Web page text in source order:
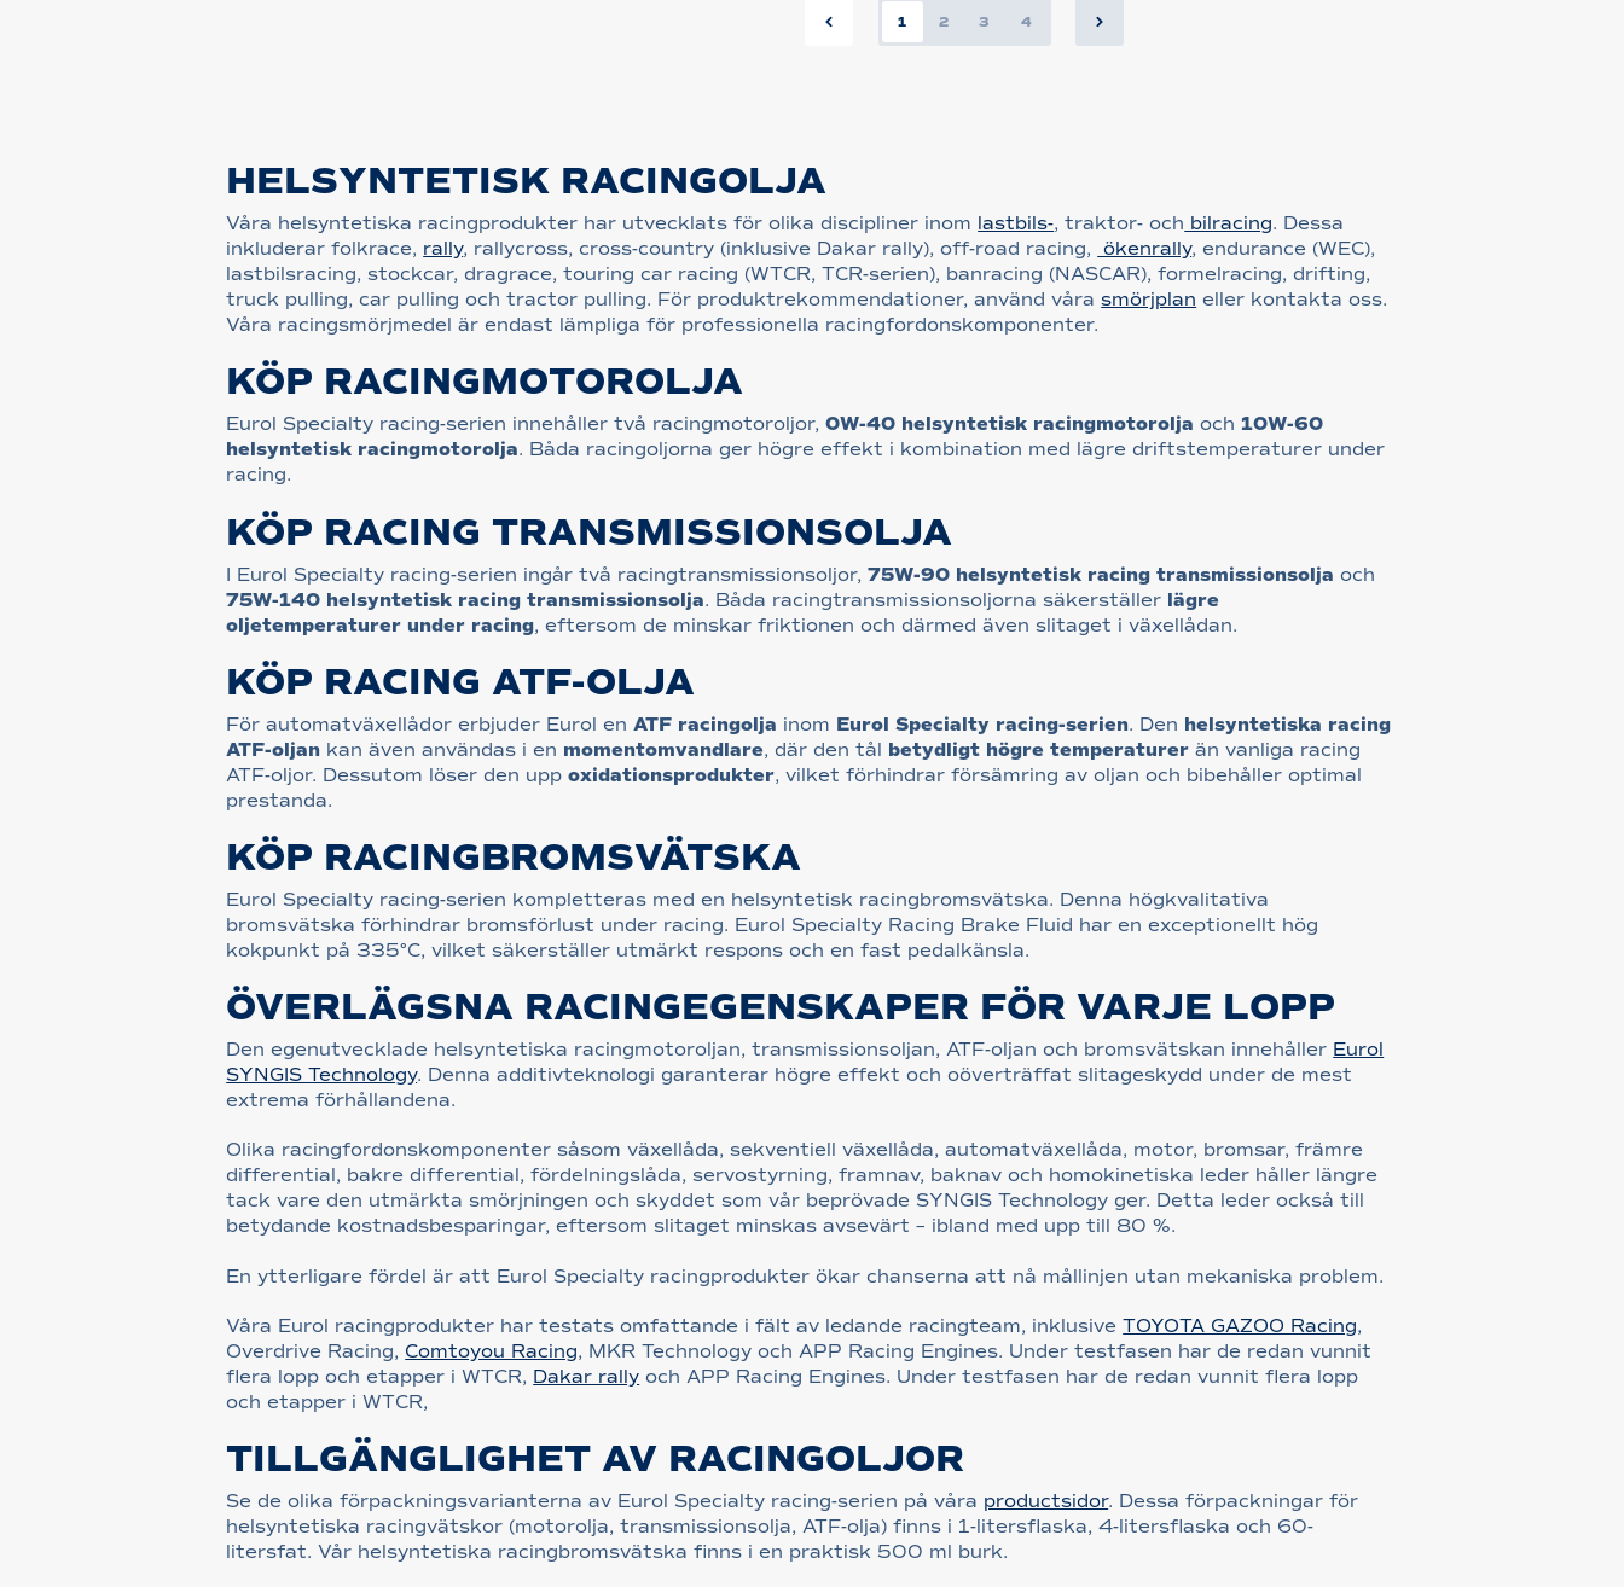
1 2 3 4
HELSYNTETISK RACINGOLJA
Våra helsyntetiska racingprodukter har utvecklats för olika discipliner inom lastbils-, traktor- och bilracing. Dessa
inkluderar folkrace, rally, rallycross, cross-country (inklusive Dakar rally), off-road racing, ökenrally, endurance (WEC),
lastbilsracing, stockcar, dragrace, touring car racing (WTCR, TCR-serien), banracing (NASCAR), formelracing, drifting,
truck pulling, car pulling och tractor pulling. För produktrekommendationer, använd vårasmörjplan eller kontakta oss.
Våra racingsmörjmedel är endast lämpliga för professionella racingfordonskomponenter.
KÖP RACINGMOTOROLJA
Eurol Specialty racing-serien innehåller två racingmotoroljor,0W-40 helsyntetisk racingmotorolja och 10W-60
helsyntetisk racingmotorolja. Båda racingoljorna ger högre effekt i kombination med lägre driftstemperaturer under
racing.
KÖP RACING TRANSMISSIONSOLJA
I Eurol Specialty racing-serien ingår två racingtransmissionsoljor,75W-90 helsyntetisk racing transmissionsolja och
75W-140 helsyntetisk racing transmissionsolja. Båda racingtransmissionsoljorna säkerställer lägre
oljetemperaturer under racing, eftersom de minskar friktionen och därmed även slitaget i växellådan.
KÖP RACING ATF-OLJA
För automatväxellådor erbjuder Eurol enATF racingolja inom Eurol Specialty racing-serien. Den helsyntetiska racing
ATF-oljan kan även användas i en momentomvandlare, där den tål betydligt högre temperaturer än vanliga racing
ATF-oljor. Dessutom löser den uppoxidationsprodukter, vilket förhindrar försämring av oljan och bibehåller optimal
prestanda.
KÖP RACINGBROMSVÄTSKA
Eurol Specialty racing-serien kompletteras med en helsyntetisk racingbromsvätska. Denna högkvalitativa
bromsvätska förhindrar bromsförlust under racing. Eurol Specialty Racing Brake Fluid har en exceptionellt hög
kokpunkt på 335°C, vilket säkerställer utmärkt respons och en fast pedalkänsla.
ÖVERLÄGSNA RACINGEGENSKAPER FÖR VARJE LOPP
Den egenutvecklade helsyntetiska racingmotoroljan, transmissionsoljan, ATF-oljan och bromsvätskan innehåller Eurol
SYNGIS Technology. Denna additivteknologi garanterar högre effekt och oöverträffat slitageskydd under de mest
extrema förhållandena.
Olika racingfordonskomponenter såsom växellåda, sekventiell växellåda, automatväxellåda, motor, bromsar, främre
differential, bakre differential, fördelningslåda, servostyrning, framnav, baknav och homokinetiska leder håller längre
tack vare den utmärkta smörjningen och skyddet som vår beprövade SYNGIS Technology ger. Detta leder också till
betydande kostnadsbesparingar, eftersom slitaget minskas avsevärt – ibland med upp till 80 %.
En ytterligare fördel är att Eurol Specialty racingprodukter ökar chanserna att nå mållinjen utan mekaniska problem.
Våra Eurol racingprodukter har testats omfattande i fält av ledande racingteam, inklusiveTOYOTA GAZOO Racing,
Overdrive Racing, Comtoyou Racing, MKR Technology och APP Racing Engines. Under testfasen har de redan vunnit
flera lopp och etapper i WTCR, Dakar rally och APP Racing Engines. Under testfasen har de redan vunnit flera lopp
och etapper i WTCR,
TILLGÄNGLIGHET AV RACINGOLJOR
Se de olika förpackningsvarianterna av Eurol Specialty racing-serien på våra productsidor. Dessa förpackningar för
helsyntetiska racingvätskor (motorolja, transmissionsolja, ATF-olja) finns i 1-litersflaska, 4-litersflaska och 60-
litersfat. Vår helsyntetiska racingbromsvätska finns i en praktisk 500 ml burk.